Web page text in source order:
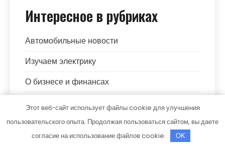
Интересное в рубриках
Автомобильные новости
Изучаем электрику
О бизнесе и финансах
Ремонтируем самостоятельно
Советы автомобилистам
Этот веб-сайт использует файлы cookie для улучшения
пользовательского опыта. Продолжая пользоваться сайтом, вы даете
согласие на использование файлов cookie.
OK